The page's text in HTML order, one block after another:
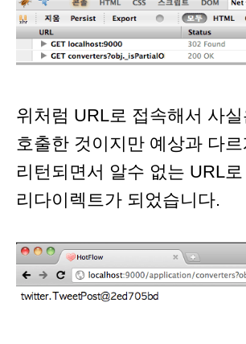
위처럼 URL로 접속해서 사
호출한 것이지만 예상과 다
리턴되면서 알수 없는 URL로
리다이렉트가 되었습니다.